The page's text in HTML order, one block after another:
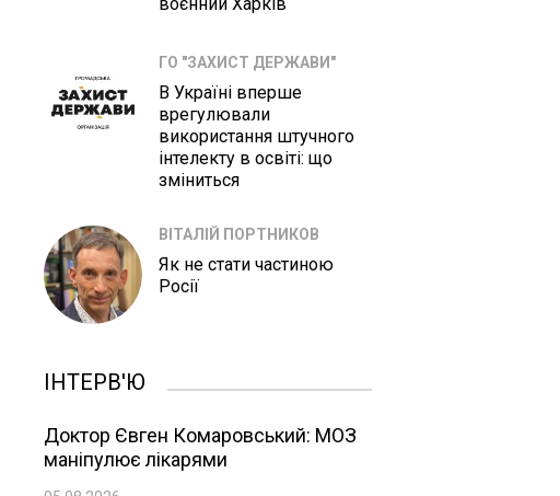
ГО "ЗАХИСТ ДЕРЖАВИ"
В Україні вперше
врегулювали
використання штучного
інтелекту в освіті: що
зміниться
ВІТАЛІЙ ПОРТНИКОВ
Як не стати частиною
Росії
ІНТЕРВ'Ю
Доктор Євген Комаровський: МОЗ
маніпулює лікарями